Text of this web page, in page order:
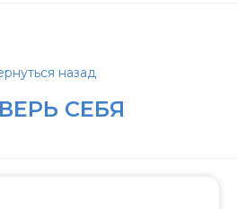
назад
СЕБЯ